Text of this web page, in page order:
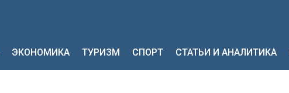
ЭКОНОМИКА ТУРИЗМ СПОРТ СТАТЬИ И АНАЛИТИКА